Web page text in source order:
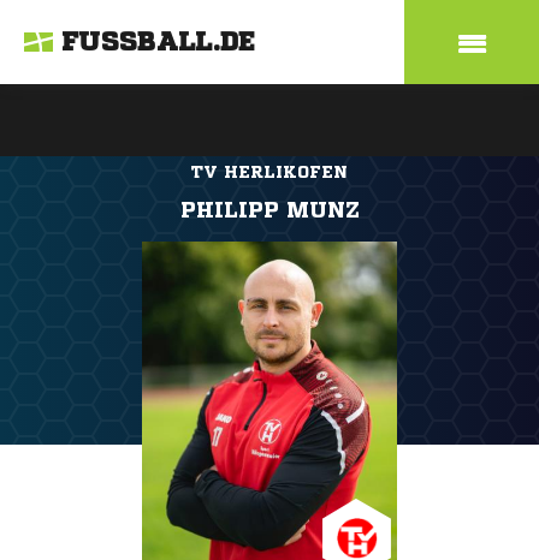
FUSSBALL.DE
TV HERLIKOFEN
PHILIPP MUNZ